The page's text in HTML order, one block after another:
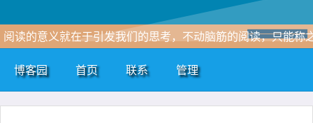
阅读的意义就在于引发我们的思考，不动脑筋的阅读，只能称
博客园
首页 联系 管理